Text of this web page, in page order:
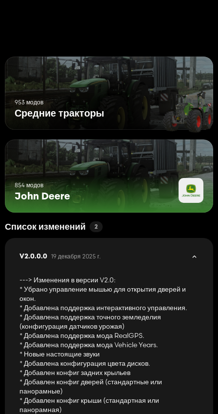
953 модов
Средние тракторы
854 модов
John Deere
Список изменений 2
V2.0.0.0 19 декабря 2025 г.
---> Изменения в версии V2.0:
* Убрано управление мышью для открытия дверей и
окон.
* Добавлена поддержка интерактивного управления.
* Добавлена поддержка точного земледелия
(конфигурация датчиков урожая)
* Добавлена поддержка мода RealGPS.
* Добавлена поддержка мода Vehicle Years.
* Новые настоящие звуки
* Добавлена конфигурация цвета дисков.
* Добавлен конфиг задних крыльев
* Добавлен конфиг дверей (стандартные или
панорамные)
* Добавлен конфиг крыши (стандартная или
панорамная)